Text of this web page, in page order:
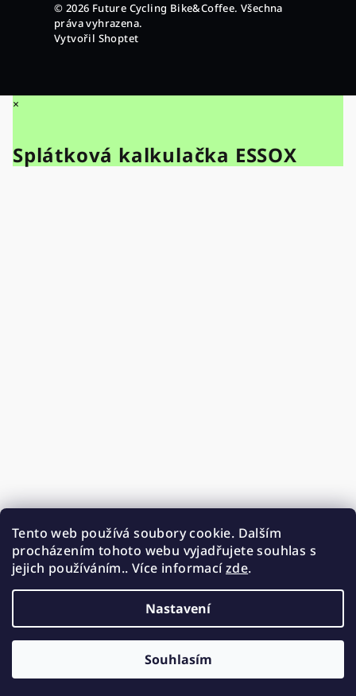
Tento web používá soubory cookie. Dalším
procházením tohoto webu vyjadřujete souhlas s
jejich používáním.. Více informacízde.
Nastavení
Souhlasím
© 2026 Future Cycling Bike&Coffee. Všechna
práva vyhrazena.
Vytvořil Shoptet
×
Splátková kalkulačka ESSOX